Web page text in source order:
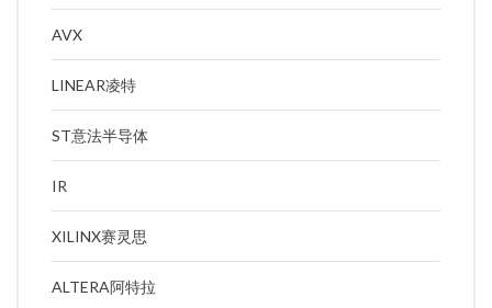
AVX
LINEAR凌特
ST意法半导体
IR
XILINX赛灵思
ALTERA阿特拉